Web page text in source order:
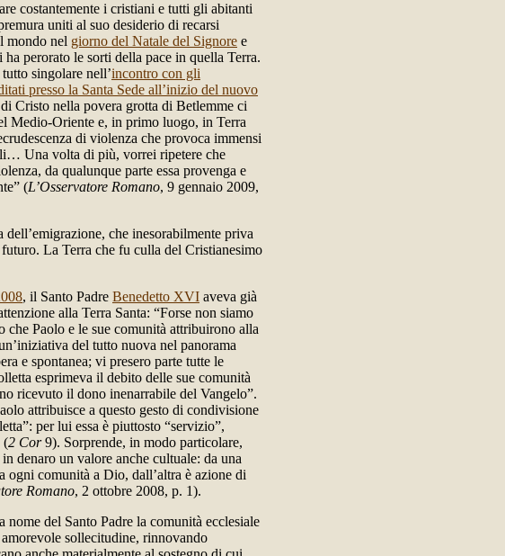
costantemente i cristiani e tutti gli abitanti
uniti al suo desiderio di recarsi
mondo nel giorno del Natale del Signore e
ha perorato le sorti della pace in quella Terra.
singolare nell’incontro con gli
presso la Santa Sede all’inizio del nuovo
Cristo nella povera grotta di Betlemme ci
Medio-Oriente e, in primo luogo, in Terra
di violenza che provoca immensi
Una volta di più, vorrei ripetere che
da qualunque parte essa provenga e
(L’Osservatore Romano, 9 gennaio 2009,
che inesorabilmente priva
La Terra che fu culla del Cristianesimo
, il Santo Padre Benedetto XVI aveva già
alla Terra Santa: “Forse non siamo
Paolo e le sue comunità attribuirono alla
del tutto nuova nel panorama
e spontanea; vi presero parte tutte le
esprimeva il debito delle sue comunità
ricevuto il dono inenarrabile del Vangelo”.
attribuisce a questo gesto di condivisione
per lui essa è piuttosto “servizio”,
(2 Cor9). Sorprende, in modo particolare,
denaro un valore anche cultuale: da una
ogni comunità a Dio, dall’altra è azione di
Romano, 2 ottobre 2008, p. 1).
del Santo Padre la comunità ecclesiale
sollecitudine, rinnovando